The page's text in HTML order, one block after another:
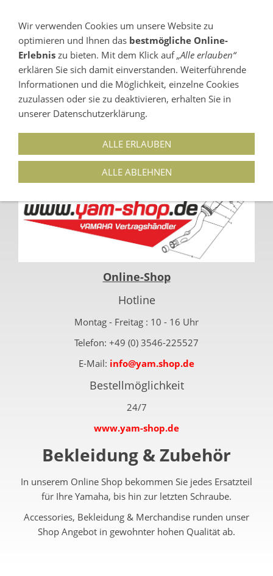
NAVIGATION EINBLENDEN
03546-225525
15907 LÜBBEN (SPREEWALD) OT NEUENDORF /
MÜHLBERGWEG 5
Online-Shop
Hotline
Montag - Freitag : 10 - 16 Uhr
Telefon: +49 (0) 3546-225527
E-Mail: info@yam.shop.de
Bestellmöglichkeit
24/7
www.yam-shop.de
Bekleidung & Zubehör
In unserem Online Shop bekommen Sie jedes Ersatzteil
für Ihre Yamaha, bis hin zur letzten Schraube.
Accessories, Bekleidung & Merchandise runden unser
Shop Angebot in gewohnter hohen Qualität ab.
Wir verwenden Cookies um unsere Website zu
optimieren und Ihnen das bestmögliche Online-
Erlebnis zu bieten. Mit dem Klick auf„Alle erlauben“
erklären Sie sich damit einverstanden. Weiterführende
Informationen und die Möglichkeit, einzelne Cookies
zuzulassen oder sie zu deaktivieren, erhalten Sie in
unserer Datenschutzerklärung.
ALLE ERLAUBEN
ALLE ABLEHNEN